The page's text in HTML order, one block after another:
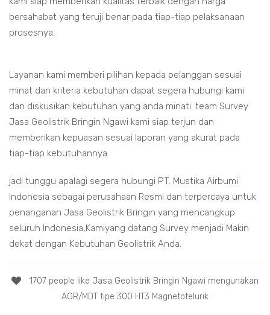
bersahabat yang teruji benar pada tiap-tiap pelaksanaan
prosesnya.
Layanan kami memberi pilihan kepada pelanggan sesuai
minat dan kriteria kebutuhan dapat segera hubungi kami
dan diskusikan kebutuhan yang anda minati. team Survey
Jasa Geolistrik Bringin Ngawi kami siap terjun dan
memberikan kepuasan sesuai laporan yang akurat pada
tiap-tiap kebutuhannya.
jadi tunggu apalagi segera hubungi PT. Mustika Airbumi
Indonesia sebagai perusahaan Resmi dan terpercaya untuk
penanganan Jasa Geolistrik Bringin yang mencangkup
seluruh Indonesia,Kamiyang datang Survey menjadi Makin
dekat dengan Kebutuhan Geolistrik Anda.
1707 people like Jasa Geolistrik Bringin Ngawi mengunakan
AGR/MDT tipe 300 HT3 Magnetotelurik